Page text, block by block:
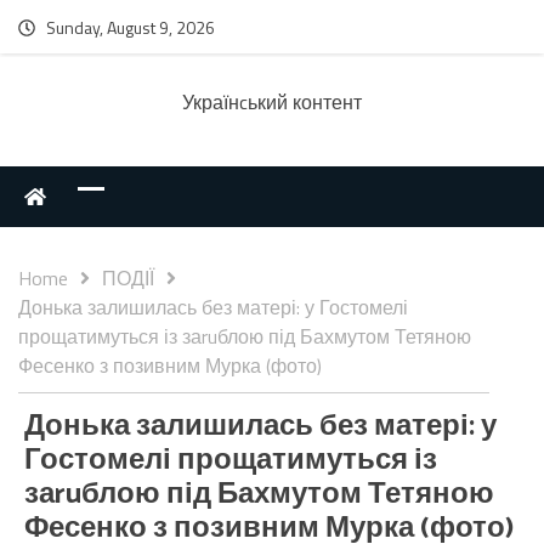
Sunday, August 9, 2026
Українcький контент
Home
ПОДІЇ
Донька залишилась без матері: у Гостомелі
прощатимуться із заruблою під Бахмутом Тетяною
Фесенко з позивним Мурка (фото)
Донька залишилась без матері: у
Гостомелі прощатимуться із
заruблою під Бахмутом Тетяною
Фесенко з позивним Мурка (фото)